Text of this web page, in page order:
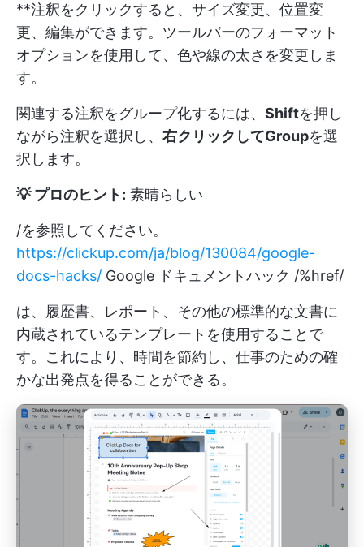
**注釈をクリックすると、サイズ変更、位置変
更、編集ができます。ツールバーのフォーマット
オプションを使用して、色や線の太さを変更しま
す。
関連する注釈をグループ化するには、 Shiftを押し
ながら注釈を選択し、 右クリックしてGroupを選
択します。
💡 プロのヒント: 素晴らしい
/を参照してください。
https://clickup.com/ja/blog/130084/google-
docs-hacks/ Google ドキュメントハック /%href/
は、履歴書、レポート、その他の標準的な文書に
内蔵されているテンプレートを使用することで
す。これにより、時間を節約し、仕事のための確
かな出発点を得ることができる。